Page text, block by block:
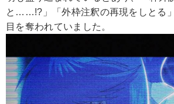
と……!?」「外枠注釈の再現をしとる
目を奪われていました。